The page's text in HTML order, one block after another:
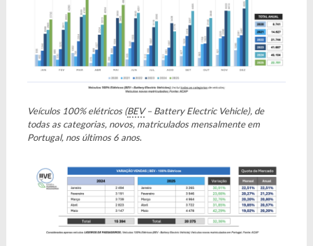
Veículos 100% elétricos (BEV– Battery Electric Vehicle), de
todas as categorias, novos, matriculados mensalmente em
Portugal, nos últimos 6 anos.